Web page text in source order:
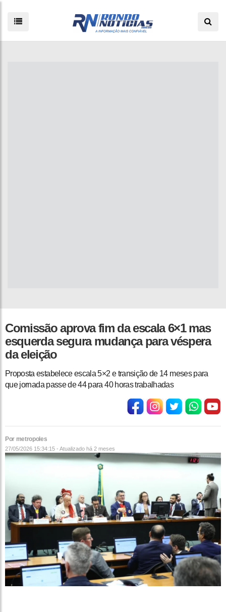
Comissão aprova fim da escala 6×1 mas
esquerda segura mudança para véspera
da eleição
Proposta estabelece escala 5×2 e transição de 14 meses para
que jornada passe de 44 para 40 horas trabalhadas
Por metropoles
27/05/2026 15:34:15 - Atualizado há 2 meses